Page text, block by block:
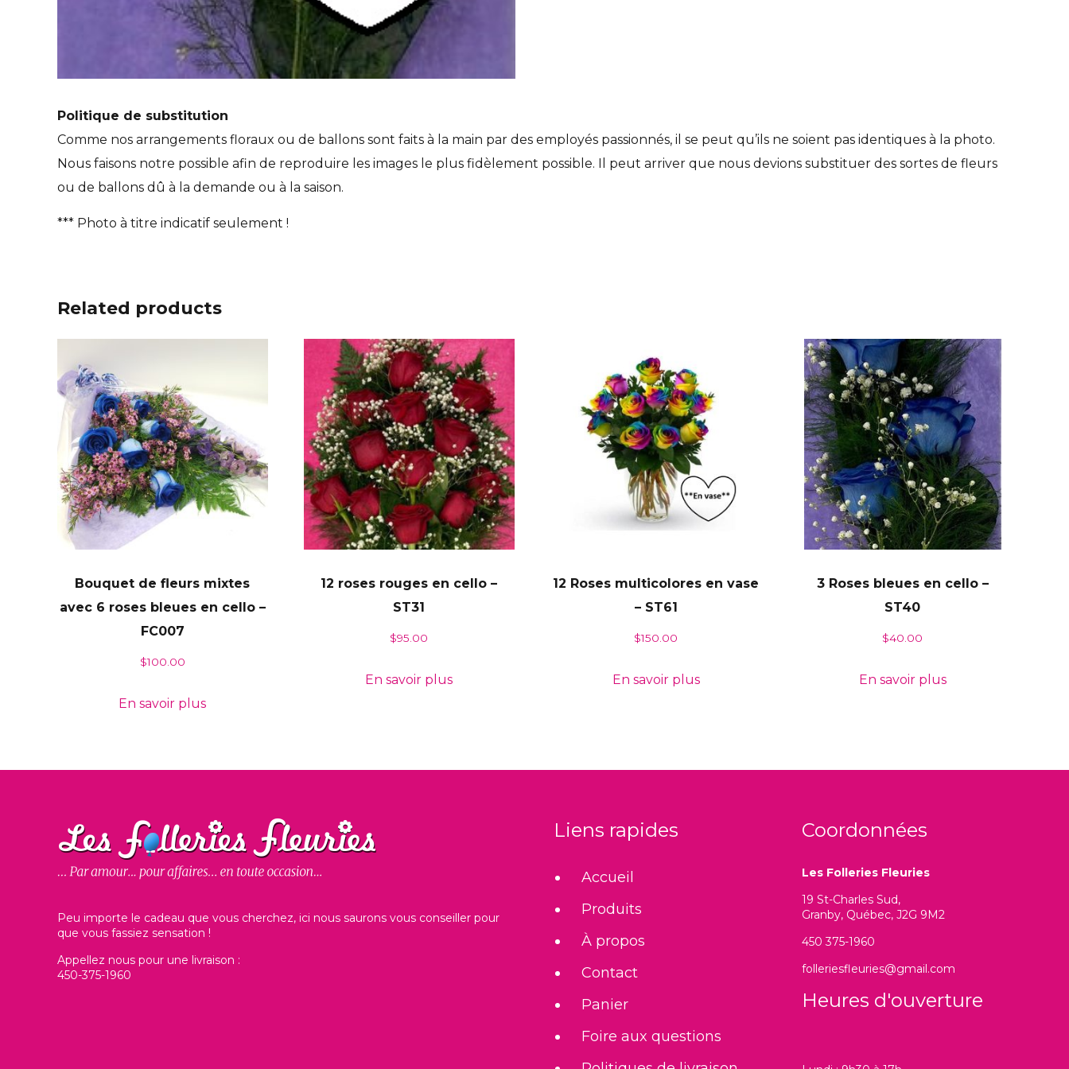
Politique de substitution
Comme nos arrangements floraux ou de ballons sont faits à la main par des employés passionnés, il se peut qu’ils ne soient pas identiques à la photo.
Nous faisons notre possible afin de reproduire les images le plus fidèlement possible. Il peut arriver que nous devions substituer des sortes de fleurs
ou de ballons dû à la demande ou à la saison.
*** Photo à titre indicatif seulement !
Related products
Bouquet de fleurs mixtes
avec 6 roses bleues en cello –
FC007
$100.00
En savoir plus
12 roses rouges en cello –
ST31
$95.00
En savoir plus
12 Roses multicolores en vase
– ST61
$150.00
En savoir plus
3 Roses bleues en cello –
ST40
$40.00
En savoir plus
Peu importe le cadeau que vous cherchez, ici nous saurons vous conseiller pour
que vous fassiez sensation !
Appellez nous pour une livraison :
450-375-1960
Liens rapides
Accueil
Produits
À propos
Contact
Panier
Foire aux questions
Coordonnées
Les Folleries Fleuries
19 St-Charles Sud,
Granby, Québec, J2G 9M2
450 375-1960
folleriesfleuries@gmail.com
Heures d'ouverture